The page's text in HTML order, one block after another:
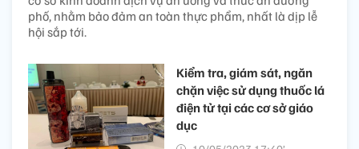
phố, nhằm bảo đảm an toàn thực phẩm, nhất là dịp lễ
hội sắp tới.
Kiểm tra, giám sát, ngăn
chặn việc sử dụng thuốc lá
điện tử tại các cơ sở giáo
dục